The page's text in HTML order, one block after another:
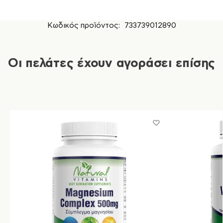
Κωδικός προϊόντος: 733739012890
Οι πελάτες έχουν αγοράσει επίσης